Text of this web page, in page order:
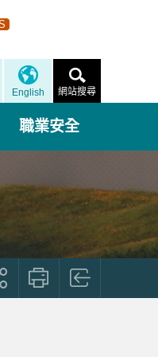
English 網站搜尋
職業安全